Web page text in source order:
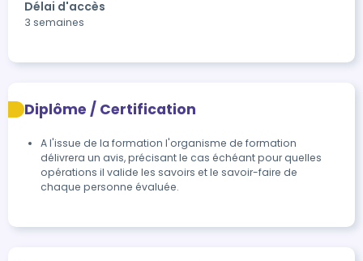
Délai d'accès
3 semaines
Diplôme / Certification
A l'issue de la formation l'organisme de formation
délivrera un avis, précisant le cas échéant pour quelles
opérations il valide les savoirs et le savoir-faire de
chaque personne évaluée.